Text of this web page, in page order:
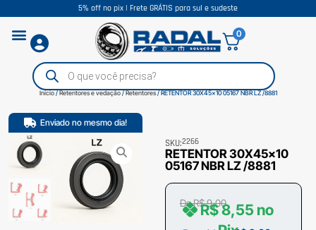
5% off no pix | Frete GRÁTIS para sul e sudeste
0
Início/Retentores e vedação/Retentores/ RETENTOR 30X45x10 05167 NBR LZ /8881
Enviado no mesmo dia!
SKU:2266
RETENTOR 30X45x10
05167 NBR LZ /8881
DeR$9,00
R$8,55 no